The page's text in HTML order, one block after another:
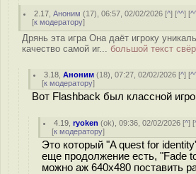
2.17 ,Аноним (17), 06:57, 02/02/2026 [^] [^^] [
[к модератору]
Дрянь эта игра Она даёт игроку
качество самой иг... большой текст
3.18 ,Аноним (18), 07:27, 02/02/2026 [^] [
[к модератору]
Вот Flashback был классной
4.19 ,ryoken (ok), 09:36, 02/02/2026 [^] [
[к модератору]
Это который "A quest for
еще продолжение есть, "Fade
можно аж 640х480 поставить